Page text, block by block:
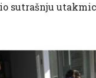
sutrašnju